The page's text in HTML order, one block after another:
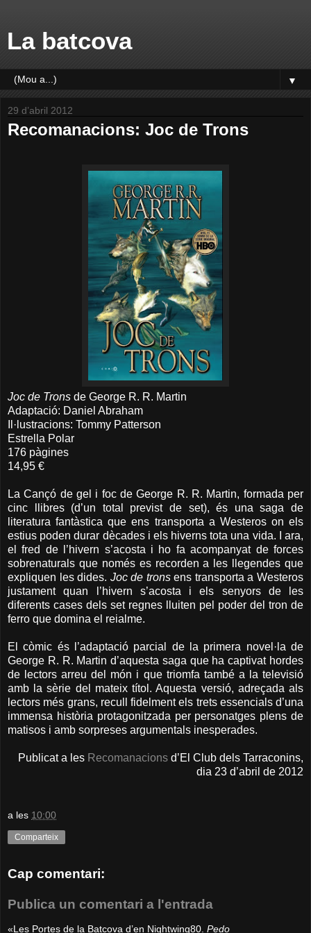
La batcova
▼
29 d’abril 2012
Recomanacions: Joc de Trons
Joc de Trons de George R. R. Martin
Adaptació: Daniel Abraham
Il·lustracions: Tommy Patterson
Estrella Polar
176 pàgines
14,95 €
La Cançó de gel i foc de George R. R. Martin, formada per
cinc llibres (d’un total previst de set), és una saga de
literatura fantàstica que ens transporta a Westeros on els
estius poden durar dècades i els hiverns tota una vida. I ara,
el fred de l’hivern s’acosta i ho fa acompanyat de forces
sobrenaturals que només es recorden a les llegendes que
expliquen les dides. Joc de tronsens transporta a Westeros
justament quan l’hivern s’acosta i els senyors de les
diferents cases dels set regnes lluiten pel poder del tron de
ferro que domina el reialme.
El còmic és l’adaptació parcial de la primera novel·la de
George R. R. Martin d’aquesta saga que ha captivat hordes
de lectors arreu del món i que triomfa també a la televisió
amb la sèrie del mateix títol. Aquesta versió, adreçada als
lectors més grans, recull fidelment els trets essencials d’una
immensa història protagonitzada per personatges plens de
matisos i amb sorpreses argumentals inesperades.
Publicat a les Recomanacions d’El Club dels Tarraconins,
dia 23 d’abril de 2012
a les 10:00
Comparteix
Cap comentari:
Publica un comentari a l'entrada
«Les Portes de la Batcova d’en Nightwing80. Pedo